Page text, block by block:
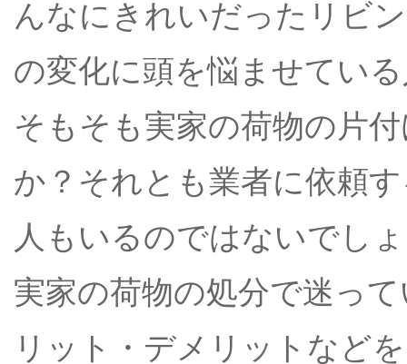
んなにきれいだったリビ
の変化に頭を悩ませてい
そもそも実家の荷物の片
か？それとも業者に依頼
人もいるのではないでし
実家の荷物の処分で迷っ
リット・デメリットなど